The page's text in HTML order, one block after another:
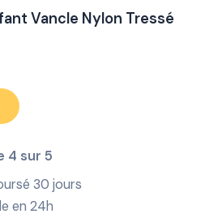
Vancle Nylon Tressé
4 sur 5
30 jours
en 24h